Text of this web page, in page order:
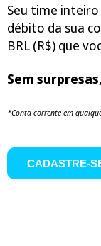
Seu time
débito da sua
BRL (R$) que
Sem
*Conta corrente em
CADASTRE-